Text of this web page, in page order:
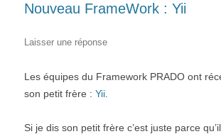
Nouveau FrameWork : Yii
Laisser une réponse
Les équipes du Framework PRADO ont
son petit frère : Yii
Si je dis son petit frère c’est juste parce